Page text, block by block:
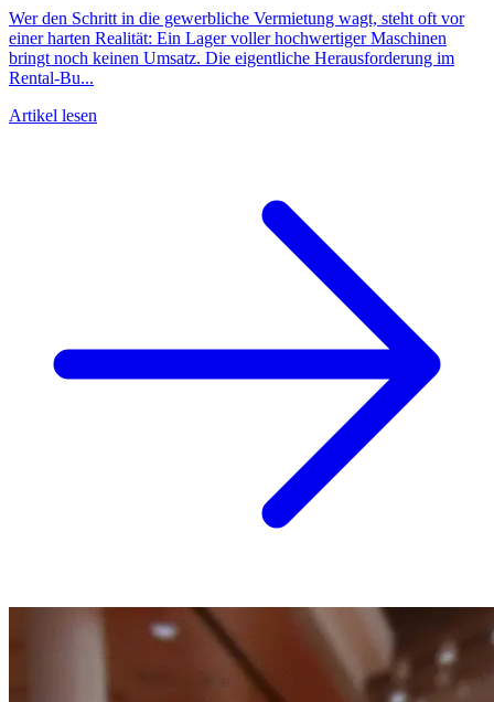
Wer den Schritt in die gewerbliche Vermietung wagt, steht oft vor
einer harten Realität: Ein Lager voller hochwertiger Maschinen
bringt noch keinen Umsatz. Die eigentliche Herausforderung im
Rental-Bu...
Artikel lesen